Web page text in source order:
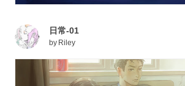
日常-01
by Riley